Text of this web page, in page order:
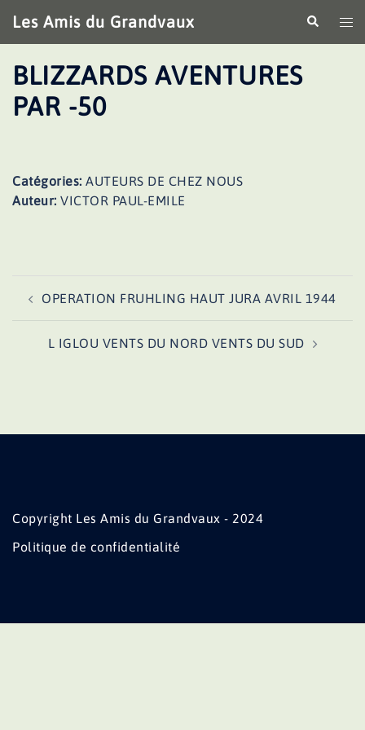
au
contenu
Les Amis du Grandvaux
le
BLIZZARDS AVENTURES
PAR -50
Catégories: AUTEURS DE CHEZ NOUS
Auteur: VICTOR PAUL-EMILE
d’article
OPERATION FRUHLING HAUT JURA AVRIL 1944
L IGLOU VENTS DU NORD VENTS DU SUD
Copyright Les Amis du Grandvaux - 2024
Politique de confidentialité